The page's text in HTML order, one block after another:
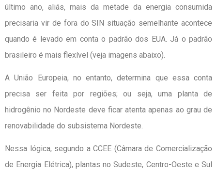
último ano, aliás, mais da metade da energia consumida
precisaria vir de fora do SIN situação semelhante acontece
quando é levado em conta o padrão dos EUA. Já o padrão
brasileiro é mais flexível (veja imagens abaixo).
A União Europeia, no entanto, determina que essa conta
precisa ser feita por regiões; ou seja, uma planta de
hidrogênio no Nordeste deve ficar atenta apenas ao grau de
renovabilidade do subsistema Nordeste.
Nessa lógica, segundo a CCEE (Câmara de Comercialização
de Energia Elétrica), plantas no Sudeste, Centro-Oeste e Sul